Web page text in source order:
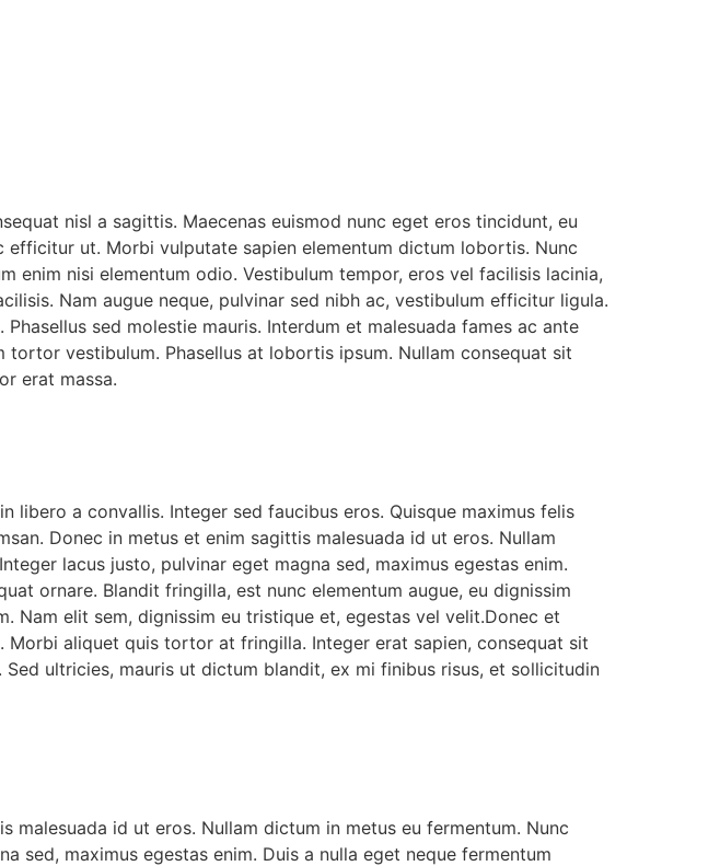
nisl a sagittis. Maecenas euismod nunc eget eros tincidunt, eu
ut. Morbi vulputate sapien elementum dictum lobortis. Nunc
nisi elementum odio. Vestibulum tempor, eros vel facilisis lacinia,
Nam augue neque, pulvinar sed nibh ac, vestibulum efficitur ligula.
sed molestie mauris. Interdum et malesuada fames ac ante
vestibulum. Phasellus at lobortis ipsum. Nullam consequat sit
erat massa.
libero a convallis. Integer sed faucibus eros. Quisque maximus felis
Donec in metus et enim sagittis malesuada id ut eros. Nullam
lacus justo, pulvinar eget magna sed, maximus egestas enim.
ornare. Blandit fringilla, est nunc elementum augue, eu dignissim
Nam elit sem, dignissim eu tristique et, egestas vel velit.Donec et
aliquet quis tortor at fringilla. Integer erat sapien, consequat sit
ultricies, mauris ut dictum blandit, ex mi finibus risus, et sollicitudin
id ut eros. Nullam dictum in metus eu fermentum. Nunc
sed, maximus egestas enim. Duis a nulla eget neque fermentum